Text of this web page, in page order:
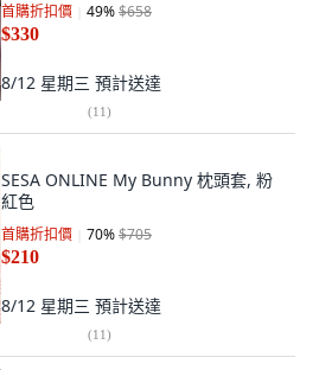
首購折扣價 49%$658
$330
8/12 星期三 預計送達
(11)
SESA ONLINE My Bunny 枕頭套, 粉
紅色
首購折扣價 70%$705
$210
8/12 星期三 預計送達
(11)